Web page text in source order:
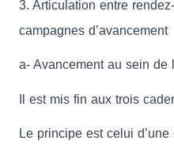
3. Articulation entre
campagnes d’avancement
a- Avancement au sein de
Il est mis fin aux trois
Le principe est celui